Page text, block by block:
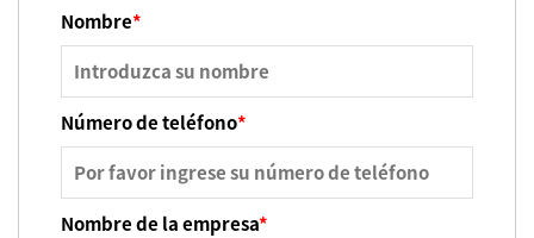
Nombre*
Número de teléfono*
Nombre de la empresa*